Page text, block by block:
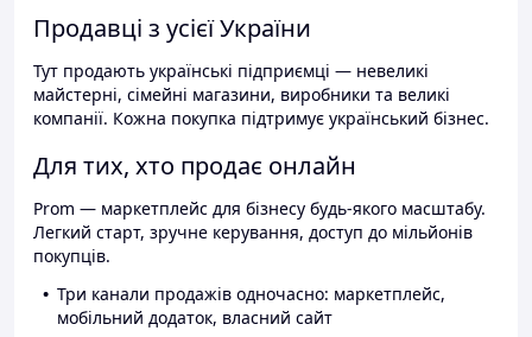
Продавці з усієї України
Тут продають українські підприємці — невеликі
майстерні, сімейні магазини, виробники та великі
компанії. Кожна покупка підтримує український бізнес.
Для тих, хто продає онлайн
Prom — маркетплейс для бізнесу будь-якого масштабу.
Легкий старт, зручне керування, доступ до мільйонів
покупців.
Три канали продажів одночасно: маркетплейс,
мобільний додаток, власний сайт